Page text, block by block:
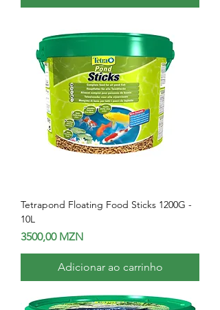
Tetrapond Floating Food Sticks 1200G -
10L
Preço
3500,00 MZN
Adicionar ao carrinho